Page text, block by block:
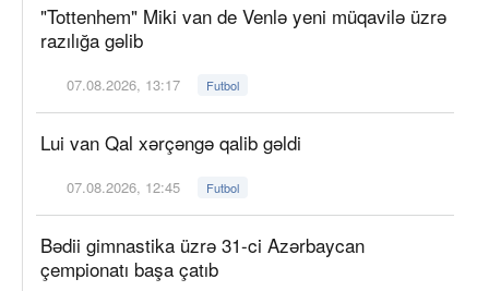
"Tottenhem" Miki van de Venlə yeni müqavilə üzrə
razılığa gəlib
07.08.2026, 13:17 Futbol
Lui van Qal xərçəngə qalib gəldi
07.08.2026, 12:45 Futbol
Bədii gimnastika üzrə 31-ci Azərbaycan
çempionatı başa çatıb